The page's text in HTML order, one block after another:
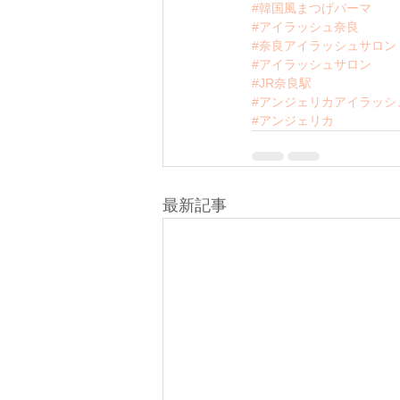
#韓国風まつげパーマ
#アイラッシュ奈良
#奈良アイラッシュサロン
#アイラッシュサロン
#JR奈良駅
#アンジェリカアイラッシ
#アンジェリカ
最新記事